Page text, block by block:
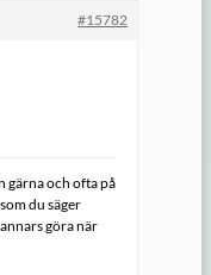
#15782
gärna och ofta på
du säger
göra när